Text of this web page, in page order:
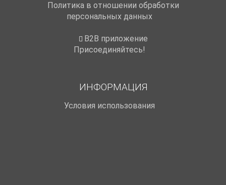
Политика в отношении обработки
персональных данных
B2B приложение
Присоединяйтесь!
ИНФОРМАЦИЯ
Условия использования